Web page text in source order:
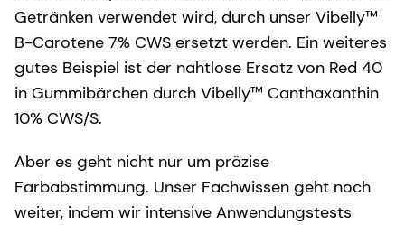
Getränken verwendet wird, durch unser Vibelly™
B-Carotene 7% CWS ersetzt werden. Ein weiteres
gutes Beispiel ist der nahtlose Ersatz von Red 40
in Gummibärchen durch Vibelly™ Canthaxanthin
10% CWS/S.
Aber es geht nicht nur um präzise
Farbabstimmung. Unser Fachwissen geht noch
weiter, indem wir intensive Anwendungstests